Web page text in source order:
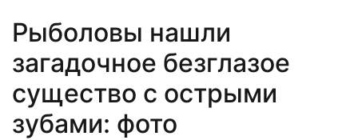
Рыболовы нашли
загадочное безглазое
существо с острыми
зубами: фото